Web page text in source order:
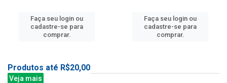
Faça seu login ou
cadastre-se para
comprar.
Faça seu login ou
cadastre-se para
comprar.
Produtos até R$20,00
Veja mais